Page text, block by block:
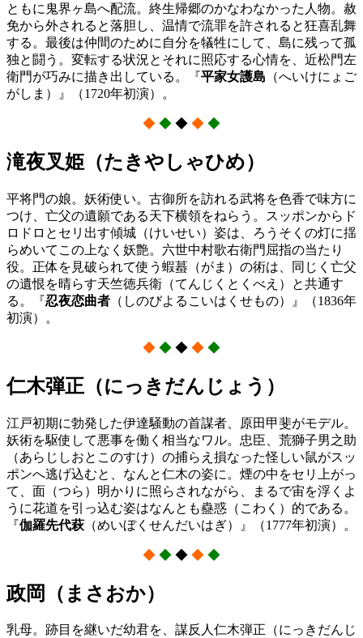
ともに鬼界ヶ島へ配流。終生帰郷のかなわなかった人物。赦
免から外されると落胆し、温情で流罪を許されると狂喜乱舞
する。最後は仲間のために自分を犠牲にして、島に残って孤
独と闘う。変転する状況とそれに照応する心情を、近松門左
衛門が巧みに描き出している。『平家女護島 （へいけにょご
がしま）』（1720年初演）。
◆ ◆ ◆ ◆ ◆
滝夜叉姫（たきやしゃひめ）
平将門の娘。妖術使い。古御所を訪れる武将を色香で味方に
つけ、亡父の遺願である天下横領をねらう。スッポンからド
ロドロとセリ出す傾城（けいせい）姿は、ろうそくの灯に揺
らめいてこの上なく妖艶。六世中村歌右衛門屈指の当たり
役。正体を見破られて使う蝦蟇（がま）の術は、同じく亡父
の遺恨を晴らす天竺徳兵衛（てんじくとくべえ）と共通す
る。『忍夜恋曲者 （しのびよるこいはくせもの）』（1836年
初演）。
◆ ◆ ◆ ◆ ◆
仁木弾正（にっきだんじょう）
江戸初期に勃発した伊達騒動の首謀者、原田甲斐がモデル。
妖術を駆使して悪事を働く相当なワル。忠臣、荒獅子男之助
（あらじしおとこのすけ）の捕らえ損なった怪しい鼠がスッ
ポンへ逃げ込むと、なんと仁木の姿に。煙の中をセリ上がっ
て、面（つら）明かりに照らされながら、まるで宙を浮くよ
うに花道を引っ込む姿はなんとも蠱惑（こわく）的である。
『伽羅先代萩 （めいぼくせんだいはぎ）』（1777年初演）。
◆ ◆ ◆ ◆ ◆
政岡（まさおか）
乳母。跡目を継いだ幼君を、謀反人仁木弾正（にっきだんじ